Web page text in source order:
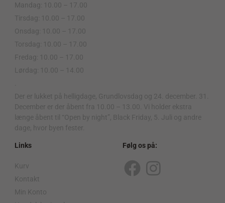
Mandag: 10.00 – 17.00
Tirsdag: 10.00 – 17.00
Onsdag: 10.00 – 17.00
Torsdag: 10.00 – 17.00
Fredag: 10.00 – 17.00
Lørdag: 10.00 – 14.00
Der er lukket på helligdage, Grundlovsdag og 24. december. 31.
December er der åbent fra 10.00 – 13.00. Vi holder ekstra
længe åbent til “Open by night”, Black Friday, 5. Juli og andre
dage, hvor byen fester.
Links
Kurv
Kontakt
Min Konto
Følg os på:
F
I